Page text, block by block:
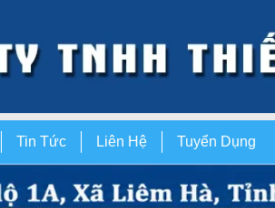
Tin Tức Liên Hệ Tuyển Dụng